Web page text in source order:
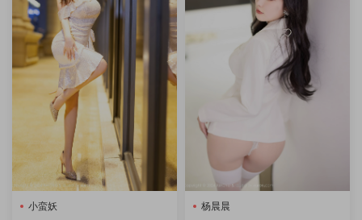
小蛮妖 杨晨晨